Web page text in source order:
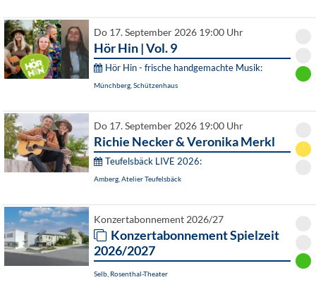
Do 17. September 2026 19:00 Uhr
Hör Hin | Vol. 9
Hör Hin - frische handgemachte Musik:
Münchberg, Schützenhaus
Do 17. September 2026 19:00 Uhr
Richie Necker & Veronika Merkl
Teufelsbäck LIVE 2026:
Amberg, Atelier Teufelsbäck
Konzertabonnement 2026/27
Konzertabonnement Spielzeit
2026/2027
Selb, Rosenthal-Theater